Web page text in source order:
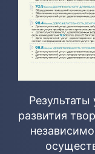
развития